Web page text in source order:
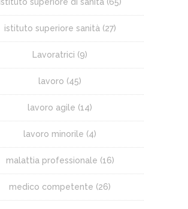
istituto superiore sanità (27)
Lavoratrici (9)
lavoro (45)
lavoro agile (14)
lavoro minorile (4)
malattia professionale (16)
medico competente (26)